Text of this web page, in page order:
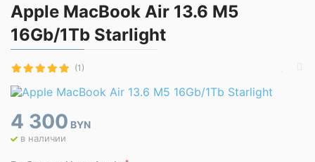
Apple MacBook Air 13.6 M5
16Gb/1Tb Starlight
(1)
4 300 BYN
в наличии